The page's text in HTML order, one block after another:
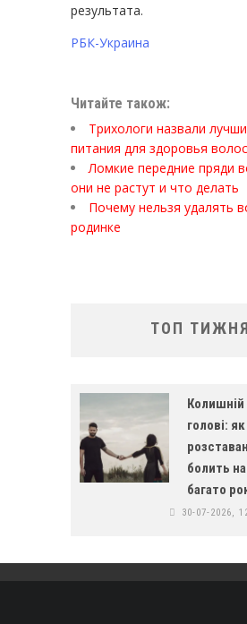
результата.
РБК-Украина
Читайте також:
Трихологи назвали
питания для здоровья волос
Ломкие передние пряди
они не растут и что делать
Почему нельзя удалять
родинке
ТОП ТИЖНЯ
Колишній
голові:
болить
багато
30-07-2026,